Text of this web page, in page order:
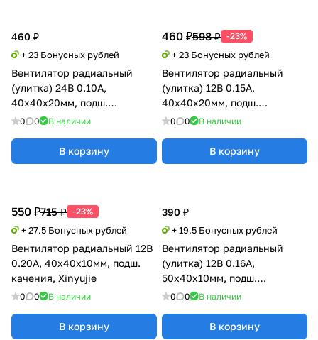
460 ₽
+ 23 Бонусных рублей
Вентилятор радиальный
(улитка) 24В 0.10А,
40х40х20мм, подш.
скольжения, Xinyujie
0 0 В наличии
В корзину
460 ₽598 ₽ -23%
+ 23 Бонусных рублей
Вентилятор радиальный
(улитка) 12В 0.15А,
40х40х20мм, подш.
скольжения, Xinyujie
0 0 В наличии
В корзину
550 ₽715 ₽ -23%
+ 27.5 Бонусных рублей
Вентилятор радиальный 12В
0.20А, 40х40х10мм, подш.
качения, Xinyujie
0 0 В наличии
В корзину
390 ₽
+ 19.5 Бонусных рублей
Вентилятор радиальный
(улитка) 12В 0.16А,
50х40х10мм, подш.
скольжения, GDSTIME
0 0 В наличии
В корзину